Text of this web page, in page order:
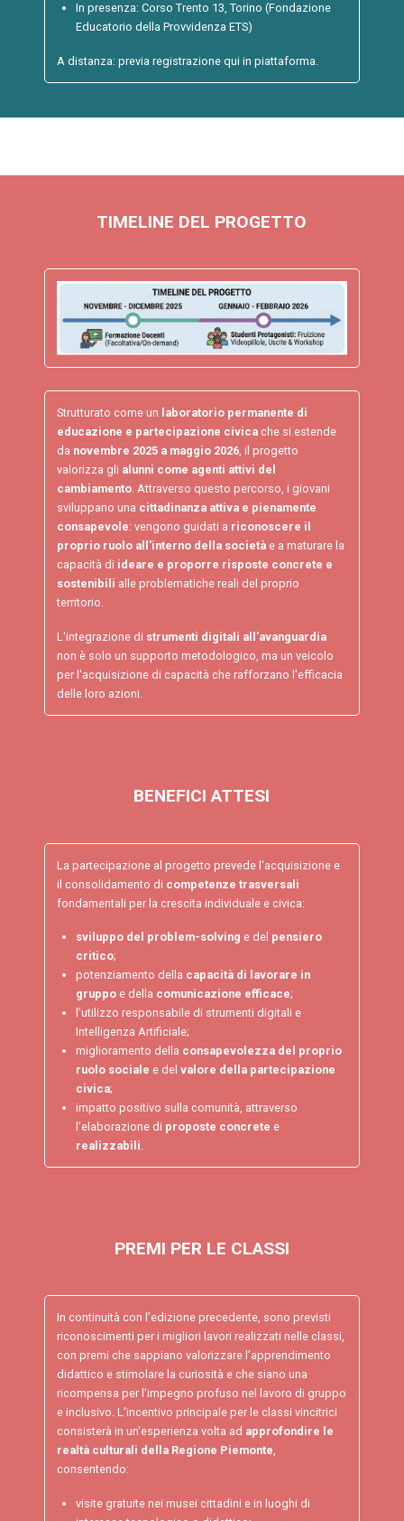
In presenza: Corso Trento 13, Torino (Fondazione
Educatorio della Provvidenza ETS)
A distanza: previa registrazione qui in piattaforma.
TIMELINE DEL PROGETTO
Strutturato come un laboratorio permanente di
educazione e partecipazione civica che si estende
da novembre 2025 a maggio 2026, il progetto
valorizza gli alunni come agenti attivi del
cambiamento. Attraverso questo percorso, i giovani
sviluppano una cittadinanza attiva e pienamente
consapevole: vengono guidati a riconoscere il
proprio ruolo all'interno della società e a maturare la
capacità di ideare e proporre risposte concrete e
sostenibili alle problematiche reali del proprio
territorio.
L'integrazione di strumenti digitali all'avanguardia
non è solo un supporto metodologico, ma un veicolo
per l'acquisizione di capacità che rafforzano l'efficacia
delle loro azioni.
BENEFICI ATTESI
La partecipazione al progetto prevede l'acquisizione e
il consolidamento di competenze trasversali
fondamentali per la crescita individuale e civica:
sviluppo del problem-solving e del pensiero
critico;
potenziamento della capacità di lavorare in
gruppo e della comunicazione efficace;
l’utilizzo responsabile di strumenti digitali e
Intelligenza Artificiale;
miglioramento della consapevolezza del proprio
ruolo sociale e delvalore della partecipazione
civica;
impatto positivo sulla comunità, attraverso
l'elaborazione di proposte concrete e
realizzabili.
PREMI PER LE CLASSI
In continuità con l’edizione precedente, sono previsti
riconoscimenti per i migliori lavori realizzati nelle classi,
con premi che sappiano valorizzare l’apprendimento
didattico e stimolare la curiosità e che siano una
ricompensa per l’impegno profuso nel lavoro di gruppo
e inclusivo. L'incentivo principale per le classi vincitrici
consisterà in un'esperienza volta ad approfondire le
realtà culturali della Regione Piemonte,
consentendo:
visite gratuite nei musei cittadini e in luoghi di